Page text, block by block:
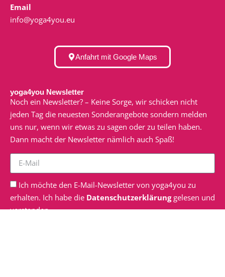
Email
info@yoga4you.eu
Anfahrt mit Google Maps
yoga4you Newsletter
Noch ein Newsletter? – Keine Sorge, wir schicken nicht
jeden Tag die neuesten Sonderangebote sondern melden
uns nur, wenn wir etwas zu sagen oder zu teilen haben.
Dann macht der Newsletter nämlich auch Spaß!
Ich möchte den E-Mail-Newsletter von yoga4you zu
erhalten. Ich habe die Datenschutzerklärunggelesen und
verstanden.